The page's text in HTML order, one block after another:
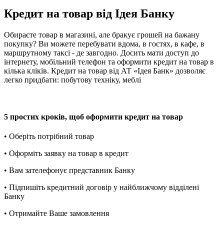
Кредит на товар від Ідея Банку
Обираєте товар в магазині, але бракує грошей на бажану
покупку? Ви можете перебувати вдома, в гостях, в кафе, в
маршрутному таксі - де завгодно. Досить мати доступ до
інтернету, мобільний телефон та оформити кредит на товар в
кілька кліків. Кредит на товар від АТ «Ідея Банк» дозволяє
легко придбати: побутову техніку, меблі
5 простих кроків, щоб оформити кредит на товар
• Оберіть потрібний товар
• Оформіть заявку на товар в кредит
• Вам зателефонує представник Банку
• Підпишіть кредитний договір у найближчому відділені
Банку
• Отримайте Ваше замовлення